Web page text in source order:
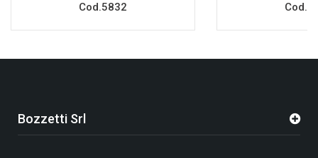
Cod.5832
Bozzetti Srl